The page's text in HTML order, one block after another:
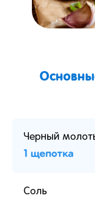
Черный
1 щепотка
Соль